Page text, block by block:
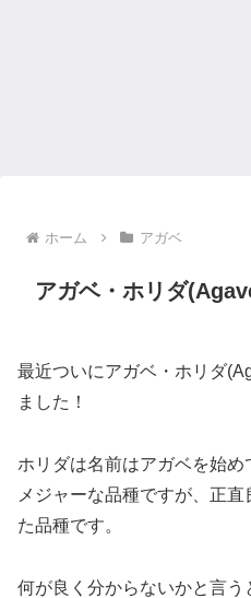
ホーム アガベ
アガベ・ホリダ
最近ついにアガベ・ホリダ
ました！
ホリダは名前はアガベを始
メジャーな品種ですが、正
た品種です。
何が良く分からないかと言